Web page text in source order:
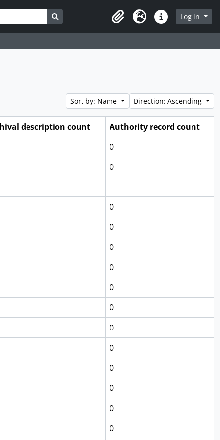
Search in browse page
ClipboardLanguageQuick linksLog in
Sort by: Name Direction: Ascending
description count
Authority record count
0
0
0
0
0
0
0
0
0
0
0
0
0
0